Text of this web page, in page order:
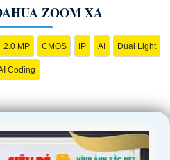
Zoom Quang của bạn!
ZOOM XA
2.0 MP CMOS IP AI Dual Light
Coding